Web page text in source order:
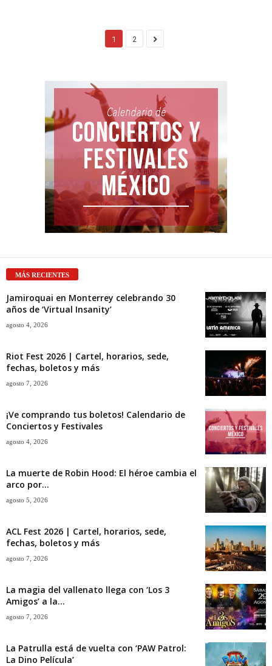
1 2
MÁS RECIENTES
Jamiroquai en Monterrey celebrando 30
años de ‘Virtual Insanity’
agosto 4, 2026
Riot Fest 2026 | Cartel, horarios, sede,
fechas, boletos y más
agosto 7, 2026
¡Ve comprando tus boletos! Calendario de
Conciertos y Festivales
agosto 4, 2026
La muerte de Robin Hood: El héroe cambia el
arco por...
agosto 5, 2026
ACL Fest 2026 | Cartel, horarios, sede,
fechas, boletos y más
agosto 7, 2026
La magia del vallenato llega con ‘Los 3
Amigos’ a la...
agosto 7, 2026
La Patrulla está de vuelta con ‘PAW Patrol:
La Dino Película’